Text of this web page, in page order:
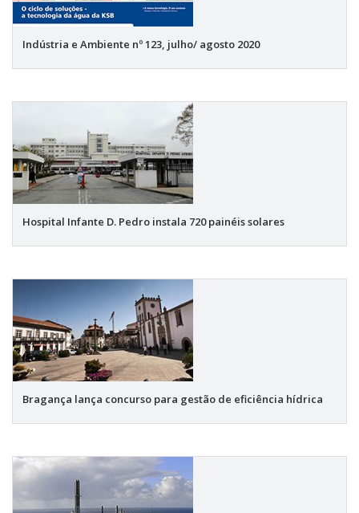
Indústria e Ambiente nº 123, julho/ agosto 2020
Hospital Infante D. Pedro instala 720 painéis solares
Bragança lança concurso para gestão de eficiência hídrica